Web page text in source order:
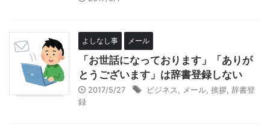
よしなし事 メール
「お世話になっております」「ありが
とうございます」は辞書登録しない
2017/5/27 ビジネス メール 挨拶 辞書登
録